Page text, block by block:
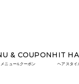
& COUPON
メニュー&クーポン
HIT
ヘアスタイ
肌をきれいに魅せる透明感